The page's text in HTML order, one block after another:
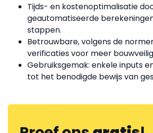
Tijds- en kostenoptimalisatie
geautomatiseerde
stappen.
Betrouwbare, volgens de
verificaties voor meer
Gebruiksgemak: enkele inputs
tot het benodigde bewijs van